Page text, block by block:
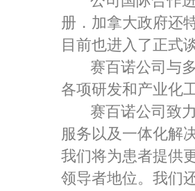
册．加拿大政府还
目前也进入了正式
赛百诺公司与多
各项研发和产业化
赛百诺公司致力
服务以及一体化解
我们将为患者提供
领导者地位。我们